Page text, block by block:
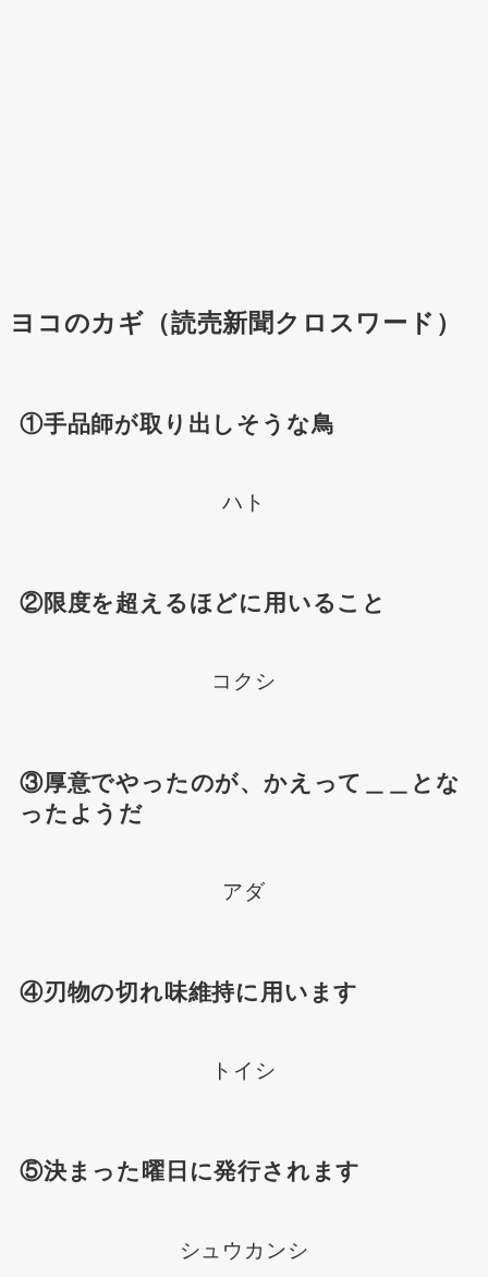
ヨコのカギ（読売新聞クロスワード）
①手品師が取り出しそうな鳥
ハト
②限度を超えるほどに用いること
コクシ
③厚意でやったのが、かえって＿＿とな
ったようだ
アダ
④刃物の切れ味維持に用います
トイシ
⑤決まった曜日に発行されます
シュウカンシ